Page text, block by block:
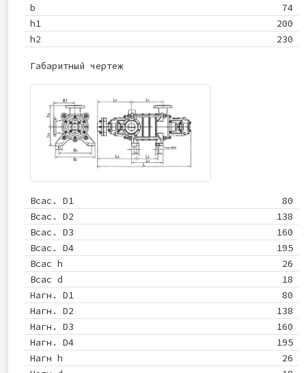
b
74
h1
200
h2
230
Габаритный чертеж
Всас. D1
80
Всас. D2
138
Всас. D3
160
Всас. D4
195
Всас h
26
Всас d
18
Нагн. D1
80
Нагн. D2
138
Нагн. D3
160
Нагн. D4
195
Нагн h
26